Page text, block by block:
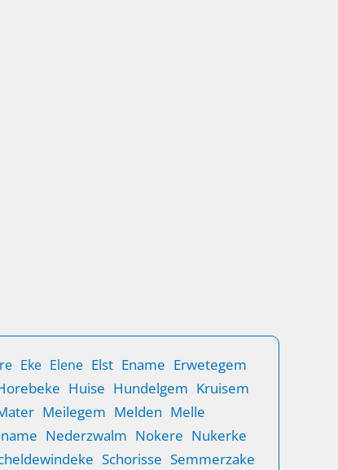
Eke Elene Elst Ename Erwetegem
Huise Hundelgem Kruisem
Meilegem Melden Melle
Nederzwalm Nokere Nukerke
Schorisse Semmerzake